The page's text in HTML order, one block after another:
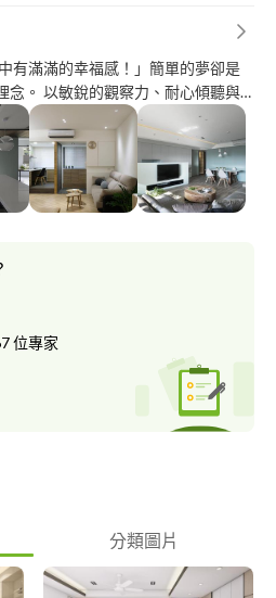
有滿滿的幸福感！」簡單的夢卻是
心傾聽與
切入屋主心中渴望的幸福感！ 室
順利
位專家
分類圖片